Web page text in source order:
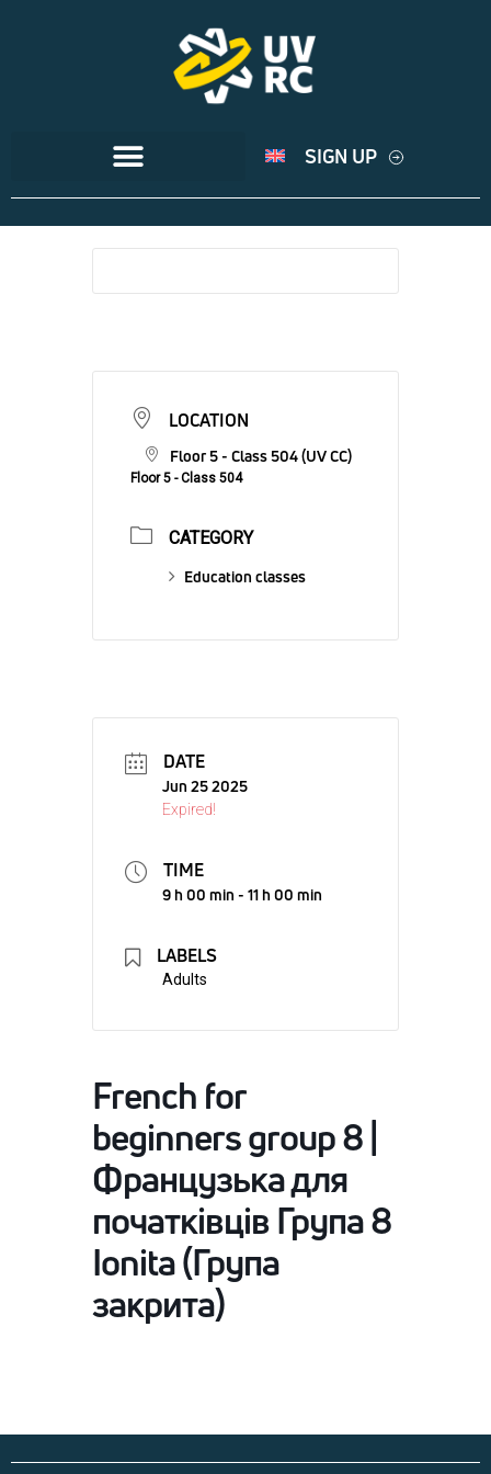
SIGN UP
LOCATION
Floor 5 - Class 504 (UV CC)
Floor 5 - Class 504
CATEGORY
Education classes
DATE
Jun 25 2025
Expired!
TIME
9 h 00 min - 11 h 00 min
LABELS
Adults
French for
beginners group 8 |
Французька для
початківців Група 8
Ionita (Група
закрита)